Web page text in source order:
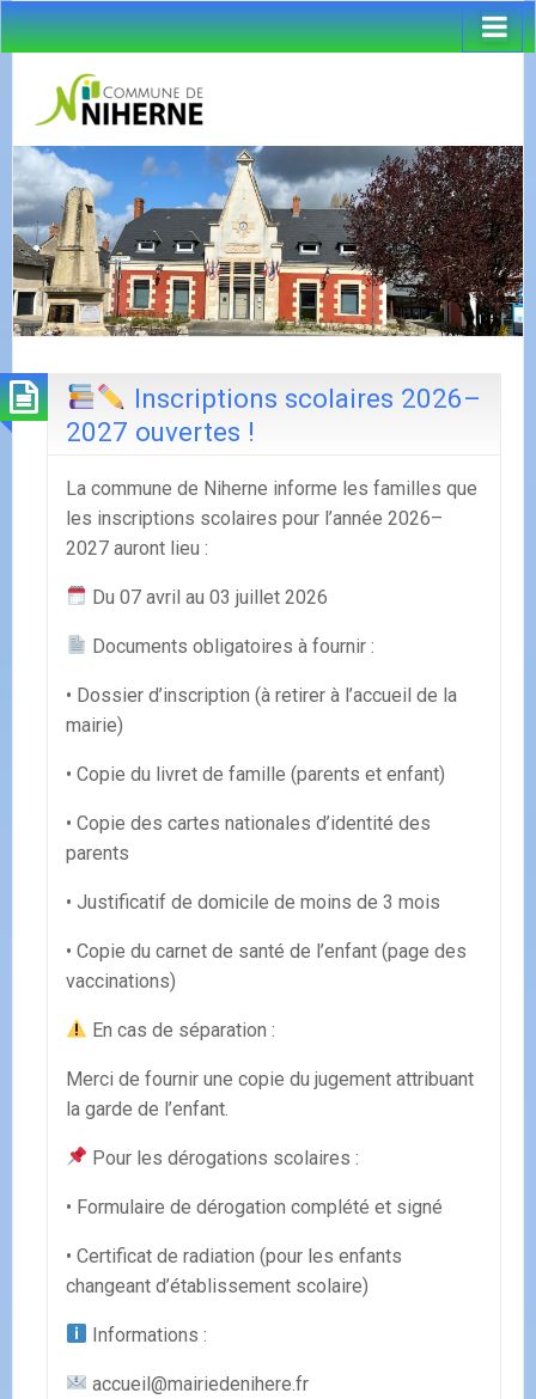
Inscriptions scolaires 2026–
2027 ouvertes !
La commune de Niherne informe les familles que
les inscriptions scolaires pour l’année 2026–
2027 auront lieu :
Du 07 avril au 03 juillet 2026
Documents obligatoires à fournir :
• Dossier d’inscription (à retirer à l’accueil de la
mairie)
• Copie du livret de famille (parents et enfant)
• Copie des cartes nationales d’identité des
parents
• Justificatif de domicile de moins de 3 mois
• Copie du carnet de santé de l’enfant (page des
vaccinations)
En cas de séparation :
Merci de fournir une copie du jugement attribuant
la garde de l’enfant.
Pour les dérogations scolaires :
• Formulaire de dérogation complété et signé
• Certificat de radiation (pour les enfants
changeant d’établissement scolaire)
Informations :
accueil@mairiedenihere.fr